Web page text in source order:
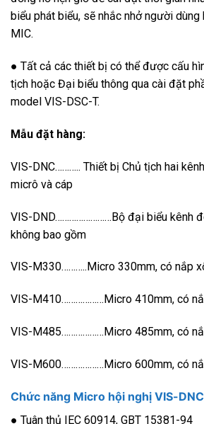
biểu phát biểu, sẽ nhắc nhở người
MIC.
● Tất cả các thiết bị có thể được cấu
tịch hoặc Đại biểu thông qua cài đặt
model VIS-DSC-T.
Mẫu đặt hàng:
VIS-DNC……….. Thiết bị Chủ tịch hai
micrô và cáp
VIS-DND……………………Bộ đại biểu kênh
không bao gồm
VIS-M330………..Micro 330mm, có nắp
VIS-M410………………Micro 410mm, có
VIS-M485………………Micro 485mm, có
VIS-M600………………Micro 600mm, có
Chức năng Micro hội nghị VIS-
● Tuân thủ IEC 60914, GBT 15381-94